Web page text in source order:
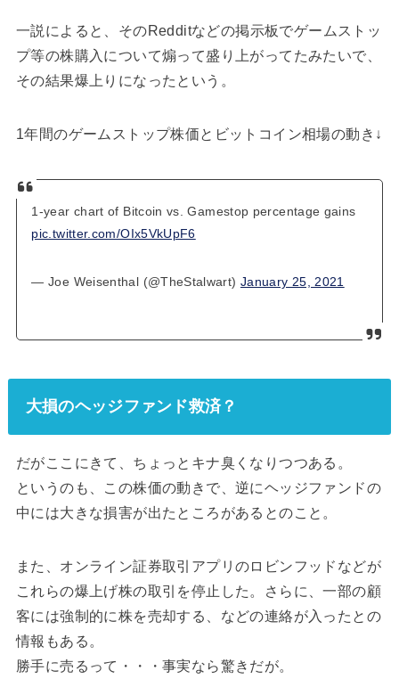
一説によると、そのRedditなどの掲示板でゲームストッ
プ等の株購入について煽って盛り上がってたみたいで、
その結果爆上りになったという。
1年間のゲームストップ株価とビットコイン相場の動き↓
1-year chart of Bitcoin vs. Gamestop percentage gains
pic.twitter.com/OIx5VkUpF6
— Joe Weisenthal (@TheStalwart) January 25, 2021
大損のヘッジファンド救済？
だがここにきて、ちょっとキナ臭くなりつつある。
というのも、この株価の動きで、逆にヘッジファンドの
中には大きな損害が出たところがあるとのこと。
また、オンライン証券取引アプリのロビンフッドなどが
これらの爆上げ株の取引を停止した。さらに、一部の顧
客には強制的に株を売却する、などの連絡が入ったとの
情報もある。
勝手に売るって・・・事実なら驚きだが。